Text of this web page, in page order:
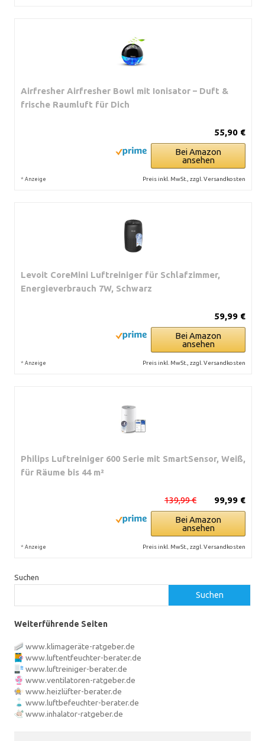
Airfresher Airfresher Bowl mit Ionisator – Duft &
frische Raumluft für Dich
55,90 €
Bei Amazon
ansehen
* Anzeige Preis inkl. MwSt., zzgl. Versandkosten
Levoit CoreMini Luftreiniger für Schlafzimmer,
Energieverbrauch 7W, Schwarz
59,99 €
Bei Amazon
ansehen
* Anzeige Preis inkl. MwSt., zzgl. Versandkosten
Philips Luftreiniger 600 Serie mit SmartSensor, Weiß,
für Räume bis 44 m²
99,99 €
139,99 €
Bei Amazon
ansehen
* Anzeige Preis inkl. MwSt., zzgl. Versandkosten
Suchen
Suchen
Weiterführende Seiten
www.klimageräte-ratgeber.de
www.luftentfeuchter-berater.de
www.luftreiniger-berater.de
www.ventilatoren-ratgeber.de
www.heizlüfter-berater.de
www.luftbefeuchter-berater.de
www.inhalator-ratgeber.de